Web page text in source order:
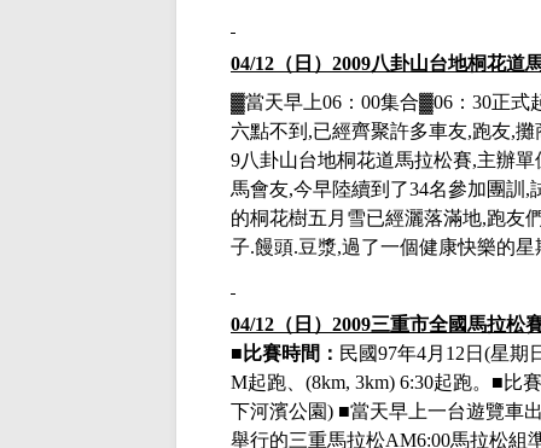
04/12 （日） 2009八卦山台地桐花道
▓當天早上06 ： 00集合▓06 ： 30正式
六點不到 ,已經齊聚許多車友,跑友,攤
9八卦山台地桐花道馬拉松賽,主辦單
馬會友,今早陸續到了34名參加團訓 ,
的桐花樹五月雪已經灑落滿地,跑友
子.饅頭.豆漿,過了一個健康快樂的星
04/12 （日） 2009三重市全國馬拉松
■ 比賽時間： 民國97年4月12日 (星期
M起跑、(8km, 3km) 6:30起跑。■比
下河濱公園) ■當天早上一台遊覽車
舉行的三重馬拉松AM6:00馬拉松組